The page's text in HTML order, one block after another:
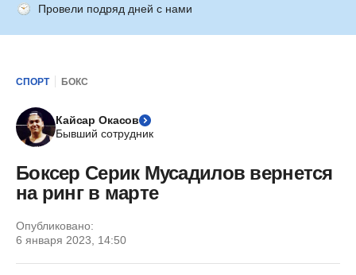
Провели подряд дней с нами
СПОРТ БОКС
Кайсар Окасов
Бывший сотрудник
Боксер Серик Мусадилов вернется
на ринг в марте
Опубликовано:
6 января 2023, 14:50